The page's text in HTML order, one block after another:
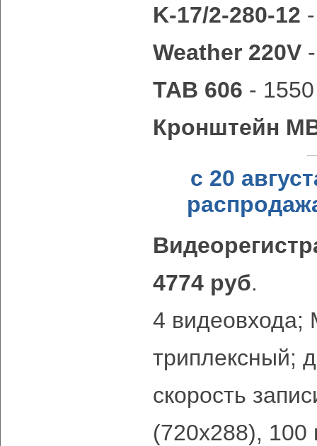
K-17/2-280-12
Weather 220V
TAB 606 -
Кронштейн
с 20
4774 руб.
4 видеовхода;
триплексный;
скорость
(720х288), 100